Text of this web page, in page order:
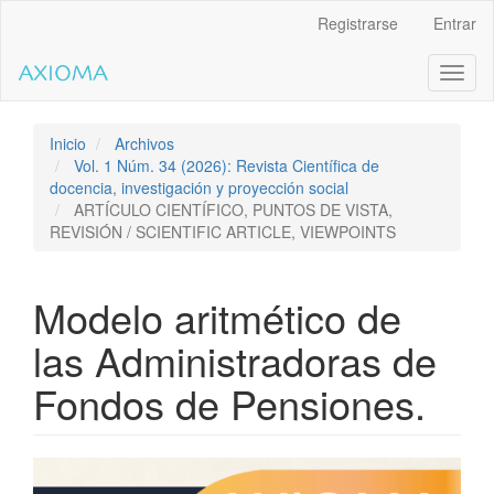
contenido
de
Navegación
principal
Contenido
principal
Registrarse Entrar
Inicio
Archivos
Vol. 1 Núm. 34 (2026): Revista Científica de
docencia, investigación y proyección social
ARTÍCULO CIENTÍFICO, PUNTOS DE VISTA,
REVISIÓN / SCIENTIFIC ARTICLE, VIEWPOINTS
Modelo aritmético de
las Administradoras de
Fondos de Pensiones.
Barra